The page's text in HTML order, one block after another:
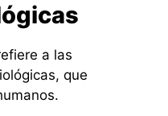
a las
que